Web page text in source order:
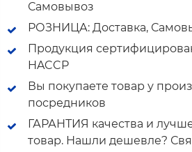
Самовывоз
РОЗНИЦА: Доставка,
Продукция
HACCP
Вы покупаете товар у
посредников
ГАРАНТИЯ качества и
товар. Нашли дешевле?